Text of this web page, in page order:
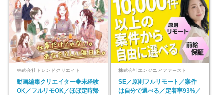
株式会社トレンドクリエイト
動画編集クリエイター◆未経験
OK／フルリモOK／ほぼ定時帰
株式会社エンジニアファースト
SE／原則フルリモート／案件
は自分で選べる／定着率93%／